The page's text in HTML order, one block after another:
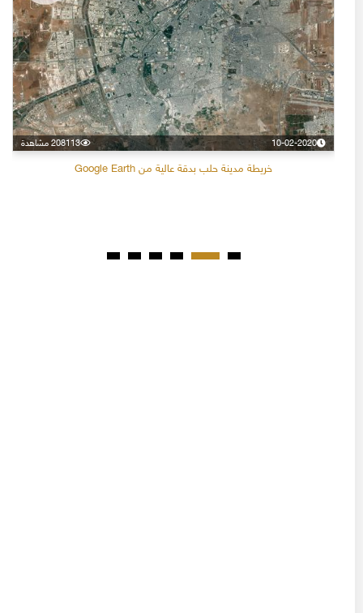
10-02-2020 208113 مشاهدة
خريطة مدينة حلب بدقة عالية من Google Earth